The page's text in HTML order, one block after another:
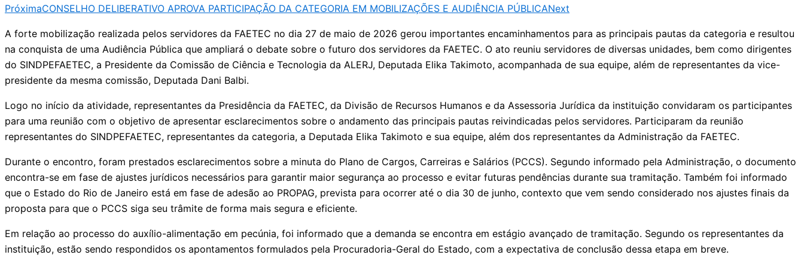
PróximaCONSELHO DELIBERATIVO APROVA PARTICIPAÇÃO DA CATEGORIA EM MOBILIZAÇÕES E AUDIÊNCIA PÚBLICANext
A forte mobilização realizada pelos servidores da FAETEC no dia 27 de maio de 2026 gerou importantes encaminhamentos para as principais pautas da categoria e resultou
na conquista de uma Audiência Pública que ampliará o debate sobre o futuro dos servidores da FAETEC. O ato reuniu servidores de diversas unidades, bem como dirigentes
do SINDPEFAETEC, a Presidente da Comissão de Ciência e Tecnologia da ALERJ, Deputada Elika Takimoto, acompanhada de sua equipe, além de representantes da vice-
presidente da mesma comissão, Deputada Dani Balbi.
Logo no início da atividade, representantes da Presidência da FAETEC, da Divisão de Recursos Humanos e da Assessoria Jurídica da instituição convidaram os participantes
para uma reunião com o objetivo de apresentar esclarecimentos sobre o andamento das principais pautas reivindicadas pelos servidores. Participaram da reunião
representantes do SINDPEFAETEC, representantes da categoria, a Deputada Elika Takimoto e sua equipe, além dos representantes da Administração da FAETEC.
Durante o encontro, foram prestados esclarecimentos sobre a minuta do Plano de Cargos, Carreiras e Salários (PCCS). Segundo informado pela Administração, o documento
encontra-se em fase de ajustes jurídicos necessários para garantir maior segurança ao processo e evitar futuras pendências durante sua tramitação. Também foi informado
que o Estado do Rio de Janeiro está em fase de adesão ao PROPAG, prevista para ocorrer até o dia 30 de junho, contexto que vem sendo considerado nos ajustes finais da
proposta para que o PCCS siga seu trâmite de forma mais segura e eficiente.
Em relação ao processo do auxílio-alimentação em pecúnia, foi informado que a demanda se encontra em estágio avançado de tramitação. Segundo os representantes da
instituição, estão sendo respondidos os apontamentos formulados pela Procuradoria-Geral do Estado, com a expectativa de conclusão dessa etapa em breve.